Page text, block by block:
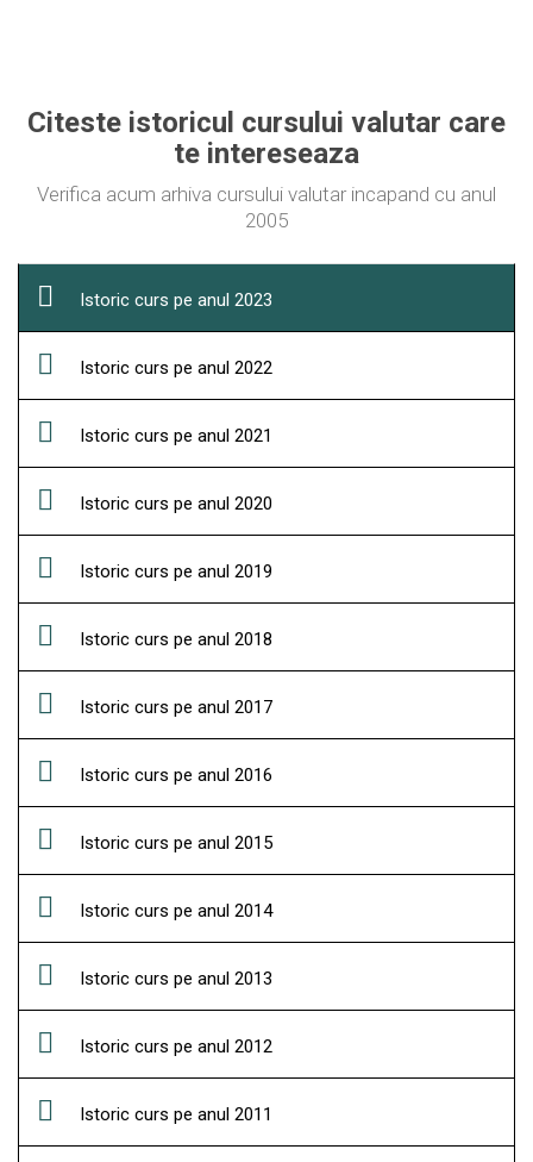
Citeste istoricul cursului valutar care
te intereseaza
Verifica acum arhiva cursului valutar incapand cu anul
2005
Istoric curs pe anul 2023
Istoric curs pe anul 2022
Istoric curs pe anul 2021
Istoric curs pe anul 2020
Istoric curs pe anul 2019
Istoric curs pe anul 2018
Istoric curs pe anul 2017
Istoric curs pe anul 2016
Istoric curs pe anul 2015
Istoric curs pe anul 2014
Istoric curs pe anul 2013
Istoric curs pe anul 2012
Istoric curs pe anul 2011